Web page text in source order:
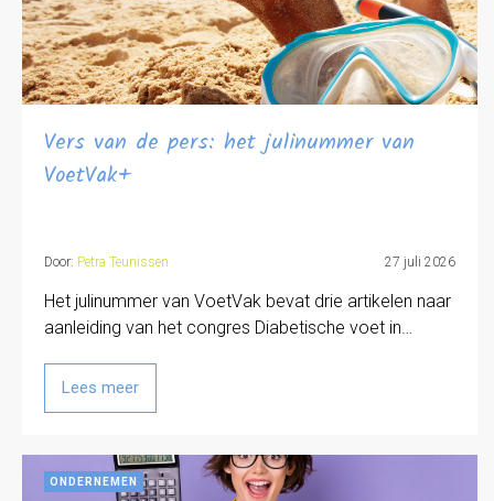
Vers van de pers: het julinummer van
VoetVak+
Door: Petra Teunissen 27 juli 2026
Het julinummer van VoetVak bevat drie artikelen naar
aanleiding van het congres Diabetische voet in…
Lees meer
ONDERNEMEN